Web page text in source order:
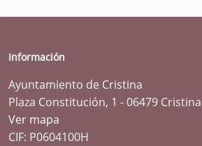
Información
Ayuntamiento de Cristina
Plaza Constitución, 1 - 06479
Ver mapa
CIF: P0604100H